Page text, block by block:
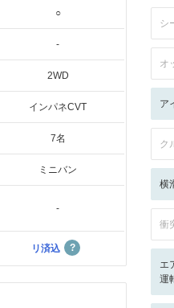
○
-
2WD
インパネCVT
7名
ミニバン
-
リ済込
シ
オ
ア
ク
横
衝
エ
運